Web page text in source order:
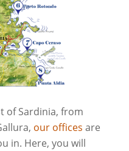
of Sardinia, from
our offices are
in. Here, you will